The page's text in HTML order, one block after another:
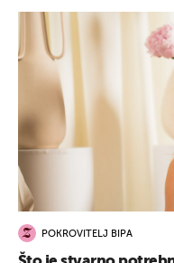
POKROVITELJ BIPA